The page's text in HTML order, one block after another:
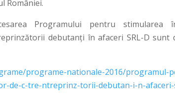
României.
Programului pentru stimularea
debutanți în afaceri SRL-D sunt
programe-nationale-2016/programul-
de-c-tre-ntreprinz-torii-debutan-i-n-